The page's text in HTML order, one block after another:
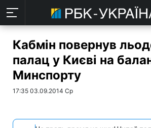
Кабмін повернув
палац у Києві на
Минспорту
17:35 03.09.2014 Ср